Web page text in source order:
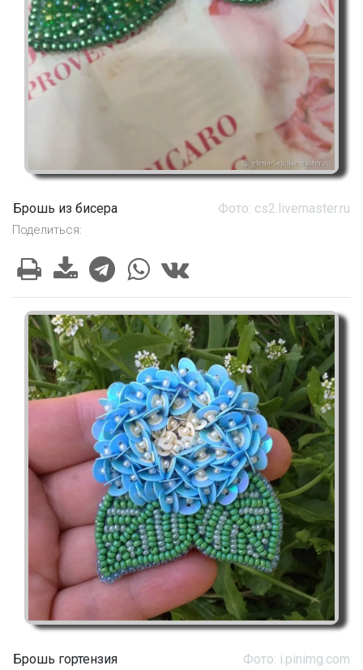
Брошь из бисера Фото: cs2.livemaster.ru
Поделиться:
Брошь гортензия Фото: i.pinimg.com